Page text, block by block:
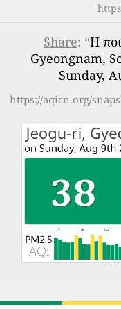
Share: “Η
Gyeongnam,
Sunday,
https://aqicn.org/